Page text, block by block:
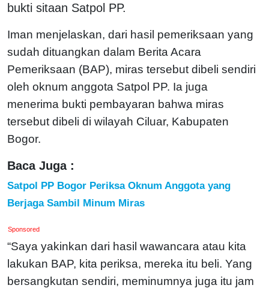
bukti sitaan Satpol PP.
Iman menjelaskan, dari hasil pemeriksaan yang
sudah dituangkan dalam Berita Acara
Pemeriksaan (BAP), miras tersebut dibeli sendiri
oleh oknum anggota Satpol PP. Ia juga
menerima bukti pembayaran bahwa miras
tersebut dibeli di wilayah Ciluar, Kabupaten
Bogor.
Baca Juga :
Satpol PP Bogor Periksa Oknum Anggota yang
Berjaga Sambil Minum Miras
Sponsored
“Saya yakinkan dari hasil wawancara atau kita
lakukan BAP, kita periksa, mereka itu beli. Yang
bersangkutan sendiri, meminumnya juga itu jam